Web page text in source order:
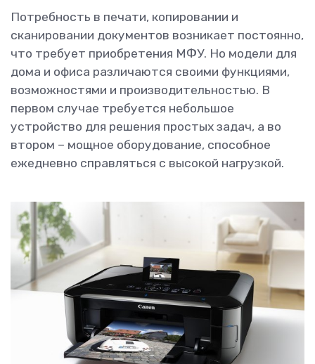
Потребность в печати, копировании и
сканировании документов возникает постоянно,
что требует приобретения МФУ. Но модели для
дома и офиса различаются своими функциями,
возможностями и производительностью. В
первом случае требуется небольшое
устройство для решения простых задач, а во
втором – мощное оборудование, способное
ежедневно справляться с высокой нагрузкой.